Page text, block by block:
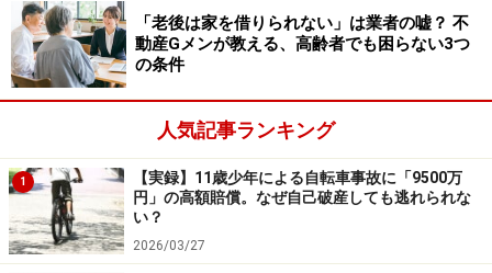
らの費用を支えるために、現役世代が支払う社会保険料
の負担が大きくなっているのです。
2つ目は、国の支出が広がっていること。例えば、災害
からの復興、防衛費の増加、教育や子育て支援といった
新たな取り組みにも多くの予算が必要になっています。
3つ目は、税収を増やすための増税です。例えば、2019
年には消費税が8％から10％に引き上げられました。
「老後は家を借りられない」は業者の嘘？ 不
動産Gメンが教える、高齢者でも困らない3つ
の条件
人気記事ランキング
1
【実録】11歳少年による自転車事故に「9500万
円」の高額賠償。なぜ自己破産しても逃れられな
い？
2026/03/27